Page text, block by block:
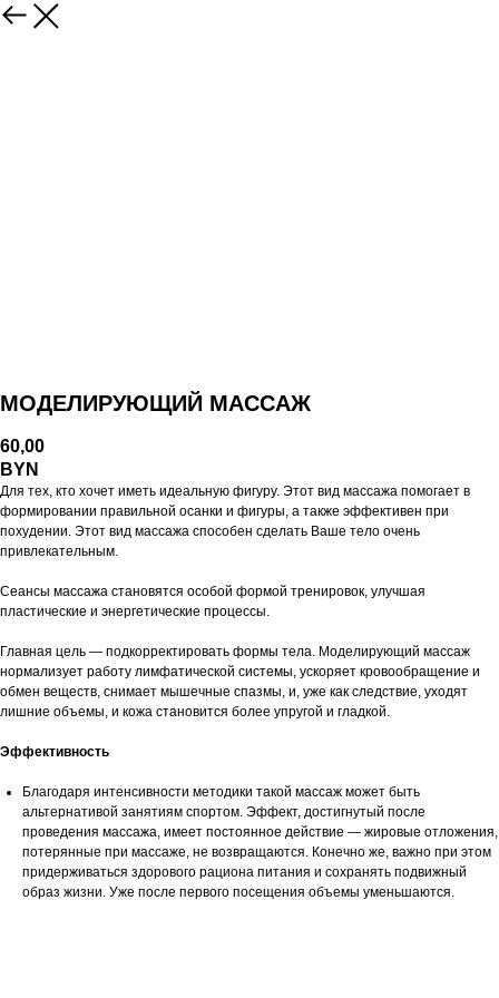
МОДЕЛИРУЮЩИЙ МАССАЖ
60,00
BYN
Для тех, кто хочет иметь идеальную фигуру. Этот вид массажа помогает в
формировании правильной осанки и фигуры, а также эффективен при
похудении. Этот вид массажа способен сделать Ваше тело очень
привлекательным.
Сеансы массажа становятся особой формой тренировок, улучшая
пластические и энергетические процессы.
Главная цель — подкорректировать формы тела. Моделирующий массаж
нормализует работу лимфатической системы, ускоряет кровообращение и
обмен веществ, снимает мышечные спазмы, и, уже как следствие, уходят
лишние объемы, и кожа становится более упругой и гладкой.
Эффективность
Благодаря интенсивности методики такой массаж может быть
альтернативой занятиям спортом. Эффект, достигнутый после
проведения массажа, имеет постоянное действие — жировые отложения,
потерянные при массаже, не возвращаются. Конечно же, важно при этом
придерживаться здорового рациона питания и сохранять подвижный
образ жизни. Уже после первого посещения объемы уменьшаются.